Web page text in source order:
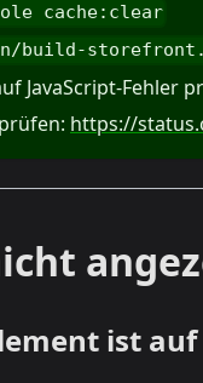
cache:clear
build-
JavaScript-Fehler
https://
ist